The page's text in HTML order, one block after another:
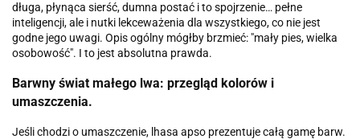
długa, płynąca sierść, dumna postać i to spojrzenie… pełne
inteligencji, ale i nutki lekceważenia dla wszystkiego, co nie jest
godne jego uwagi. Opis ogólny mógłby brzmieć: "mały pies, wielka
osobowość". I to jest absolutna prawda.
Barwny świat małego lwa: przegląd kolorów i
umaszczenia.
Jeśli chodzi o umaszczenie, lhasa apso prezentuje całą gamę barw.